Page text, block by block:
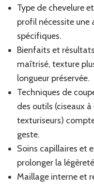
Type de chevelure
profil nécessite une
spécifiques.
Bienfaits et
maîtrisé, texture
longueur préservée.
Techniques de
des outils (ciseaux
texturiseurs)
geste.
Soins capillaires et
prolonger la
Maillage interne et